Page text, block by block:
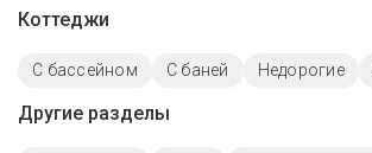
Коттеджи
С бассейном С баней Недорогие
Другие разделы